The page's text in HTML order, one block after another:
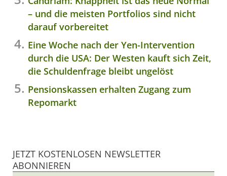
– und die meisten Portfolios sind nicht
darauf vorbereitet
Eine Woche nach der Yen-Intervention
durch die USA: Der Westen kauft sich Zeit,
die Schuldenfrage bleibt ungelöst
Pensionskassen erhalten Zugang zum
Repomarkt
JETZT KOSTENLOSEN NEWSLETTER
ABONNIEREN